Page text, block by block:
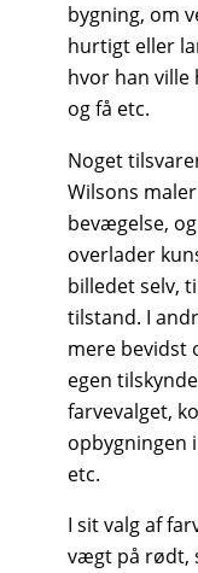
bygning, om
hurtigt eller
hvor han ville
og få etc.
Noget
Wilsons
bevægelse,
overlader
billedet selv,
tilstand. I
mere bevidst
egen
farvevalget,
opbygningen
etc.
I sit valg af
vægt på rødt,